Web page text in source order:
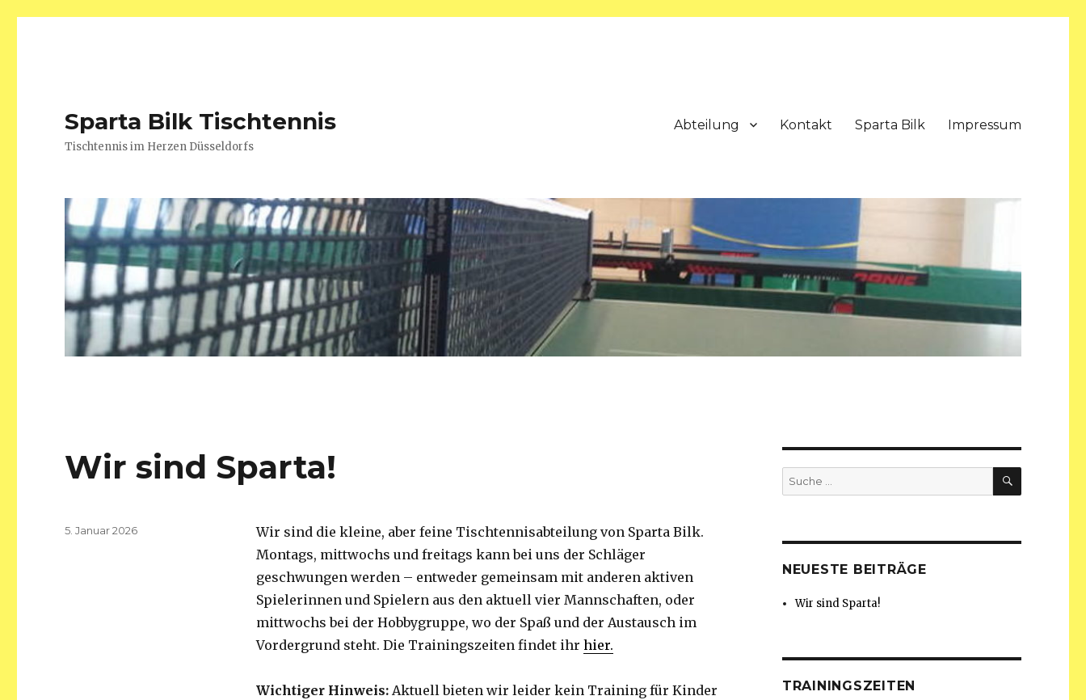
Sparta Bilk Tischtennis
Tischtennis im Herzen Düsseldorfs
Abteilung Kontakt Sparta Bilk Impressum
Wir sind Sparta!
Wir sind die kleine, aber feine Tischtennisabteilung von Sparta Bilk.
Montags, mittwochs und freitags kann bei uns der Schläger
geschwungen werden – entweder gemeinsam mit anderen aktiven
Spielerinnen und Spielern aus den aktuell vier Mannschaften, oder
mittwochs bei der Hobbygruppe, wo der Spaß und der Austausch im
Vordergrund steht. Die Trainingszeiten findet ihr hier.
Wichtiger Hinweis:Aktuell bieten wir leider kein Training für Kinder
Veröffentlicht
5. Januar 2026
Suche
nach:
SUCHEN
NEUESTE BEITRÄGE
Wir sind Sparta!
TRAININGSZEITEN